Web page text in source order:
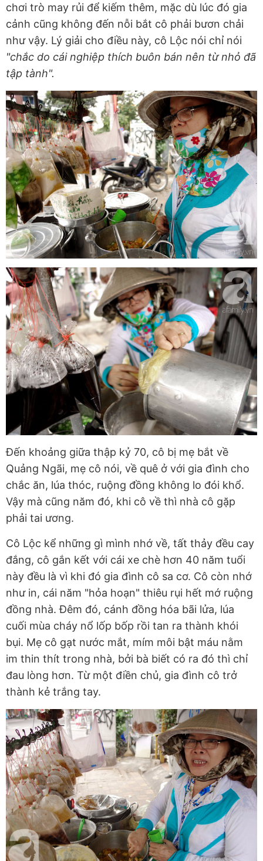
chơi trò may rủi để kiếm thêm, mặc dù lúc đó gia
cảnh cũng không đến nỗi bắt cô phải bươn chải
như vậy. Lý giải cho điều này, cô Lộc nói chỉ nói
"chắc do cái nghiệp thích buôn bán nên từ nhỏ đã
tập tành".
Đến khoảng giữa thập kỷ 70, cô bị mẹ bắt về
Quảng Ngãi, mẹ cô nói, về quê ở với gia đình cho
chắc ăn, lúa thóc, ruộng đồng không lo đói khổ.
Vậy mà cũng năm đó, khi cô về thì nhà cô gặp
phải tai ương.
Cô Lộc kể những gì mình nhớ về, tất thảy đều cay
đắng, cô gắn kết với cái xe chè hơn 40 năm tuổi
này đều là vì khi đó gia đình cô sa cơ. Cô còn nhớ
như in, cái năm "hỏa hoạn" thiêu rụi hết mớ ruộng
đồng nhà. Đêm đó, cánh đồng hóa bãi lửa, lúa
cuối mùa cháy nổ lốp bốp rồi tan ra thành khói
bụi. Mẹ cô gạt nước mắt, mím môi bật máu nằm
im thin thít trong nhà, bởi bà biết có ra đó thì chỉ
đau lòng hơn. Từ một điền chủ, gia đình cô trở
thành kẻ trắng tay.